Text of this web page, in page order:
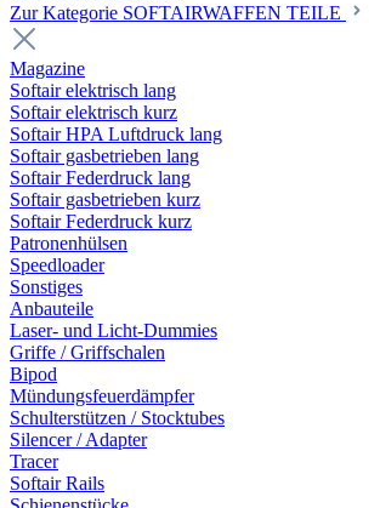
Zur Kategorie SOFTAIRWAFFEN TEILE
Magazine
Softair elektrisch lang
Softair elektrisch kurz
Softair HPA Luftdruck lang
Softair gasbetrieben lang
Softair Federdruck lang
Softair gasbetrieben kurz
Softair Federdruck kurz
Patronenhülsen
Speedloader
Sonstiges
Anbauteile
Laser- und Licht-Dummies
Griffe / Griffschalen
Bipod
Mündungsfeuerdämpfer
Schulterstützen / Stocktubes
Silencer / Adapter
Tracer
Softair Rails